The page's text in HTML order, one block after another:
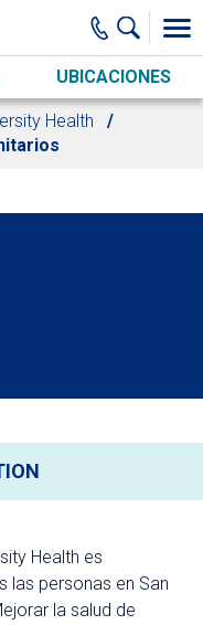
UBICACIONES
Health
Health es
las personas en San
la salud de